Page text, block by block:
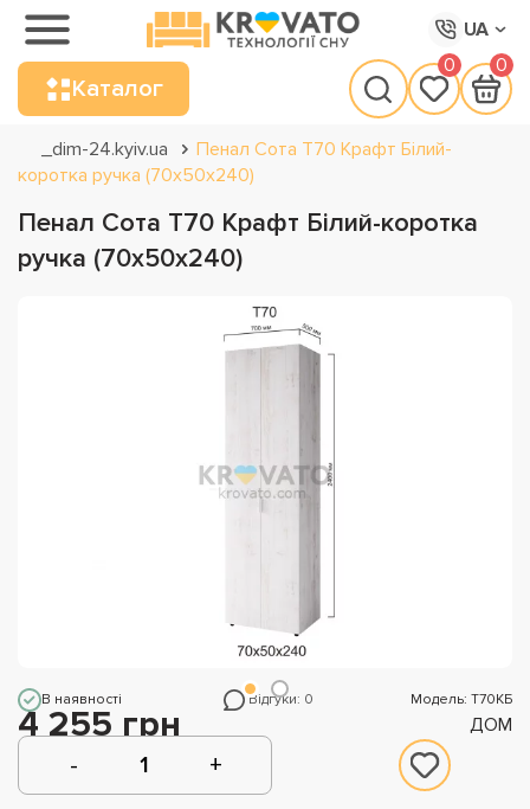
UA
Каталог
0 0
_dim-24.kyiv.ua
Пенал Сота Т70 Крафт Білий-
коротка ручка (70х50х240)
Пенал Сота Т70 Крафт Білий-коротка
ручка (70х50х240)
В наявності Відгуки: 0 Модель: Т70КБ
4 255 грн ДОМ